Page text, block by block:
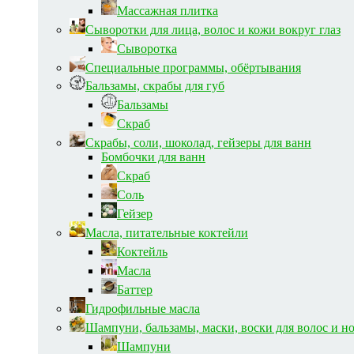
Массажная плитка
Сыворотки для лица, волос и кожи вокруг глаз
Сыворотка
Специальные программы, обёртывания
Бальзамы, скрабы для губ
Бальзамы
Скраб
Скрабы, соли, шоколад, гейзеры для ванн
Бомбочки для ванн
Скраб
Соль
Гейзер
Масла, питательные коктейли
Коктейль
Масла
Баттер
Гидрофильные масла
Шампуни, бальзамы, маски, воски для волос и
Шампуни